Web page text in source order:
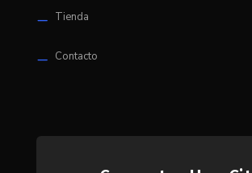
K Tienda
K Contacto